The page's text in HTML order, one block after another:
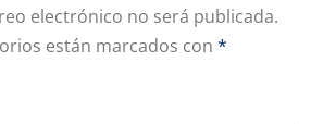
electrónico no será publicada.
están marcados con *